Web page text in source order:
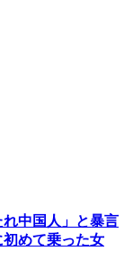
中国人」と暴言
初めて乗った女